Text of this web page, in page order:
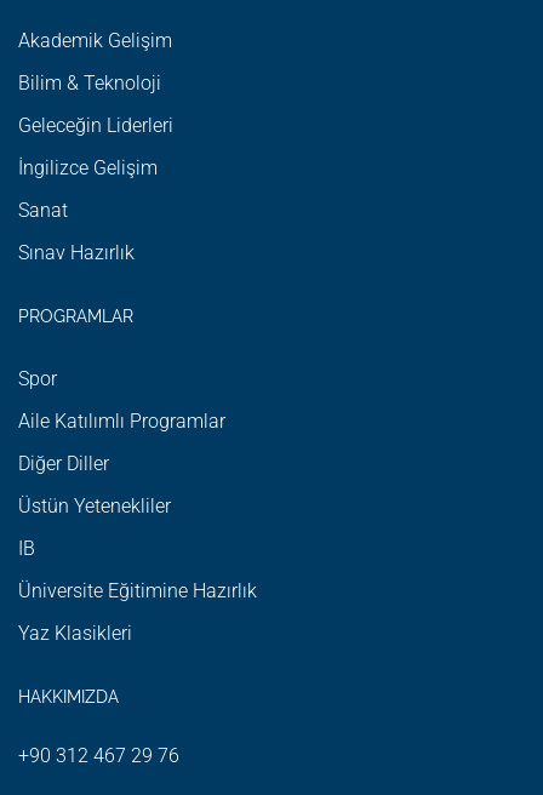
Akademik Gelişim
Bilim & Teknoloji
Geleceğin Liderleri
İngilizce Gelişim
Sanat
Sınav Hazırlık
PROGRAMLAR
Spor
Aile Katılımlı Programlar
Diğer Diller
Üstün Yetenekliler
IB
Üniversite Eğitimine Hazırlık
Yaz Klasikleri
HAKKIMIZDA
+90 312 467 29 76